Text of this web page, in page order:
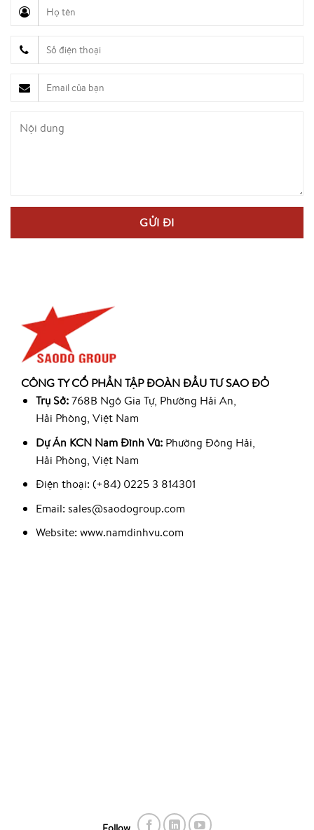
CÔNG TY CỔ PHẦN TẬP ĐOÀN ĐẦU TƯ SAO ĐỎ
Trụ Sở:768B Ngô Gia Tự, Phường Hải An,
Hải Phòng, Việt Nam
Dự Án KCN Nam Đình Vũ:Phường Đông Hải,
Hải Phòng, Việt Nam
Điện thoại: (+84) 0225 3 814301
Email: sales@saodogroup.com
Website: www.namdinhvu.com